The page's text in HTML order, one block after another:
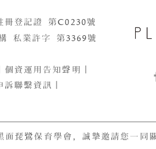
冊登記證 第C0230號​​
私業許字 第3369號
個資運用告知聲明 ｜
訴聯繫資訊｜
面琵鷺保育學會，誠摯邀請您一同